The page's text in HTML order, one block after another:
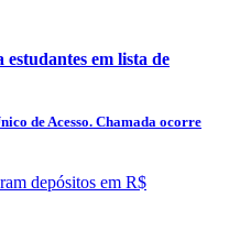
estudantes em lista de
de Acesso. Chamada ocorre